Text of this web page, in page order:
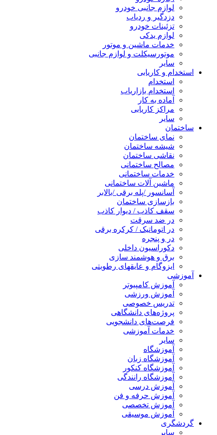
لوازم جانبی خودرو
دزدگیر و ردیاب
تزئینات خودرو
لوازم یدکی
خدمات ماشین و موتور
موتورسیکلت و لوازم جانبی
سایر
استخدام و کاریابی
استخدام
استخدام بازاریاب
آماده به کار
مراکز کاریابی
سایر
ساختمان
نمای ساختمان
شیشه ساختمان
نقاشی ساختمان
مصالح ساختمانی
خدمات ساختمانی
ماشین آلات ساختمانی
آسانسور /پله برقی /بالابر
بازسازی ساختمان
سقف کاذب / دیوار کاذب
در ضد سرقت
در اتوماتیک / کرکره برقی
در و پنجره
دکوراسیون داخلی
برق و هوشمند سازی
ایزوگام و عایقهای رطوبتی
آموزشی
آموزش کامپیوتر
آموزش ورزشی
تدریس خصوصی
پروژه‌های دانشگاهی
فرصت‌های دانشجویی
خدمات آموزشی
سایر
آموزشگاه
آموزشگاه زبان
آموزشگاه کنکور
آموزشگاه رانندگی
آموزش درسی
آموزش حرفه و فن
آموزش تخصصی
آموزش موسیقی
گردشگری
سایر